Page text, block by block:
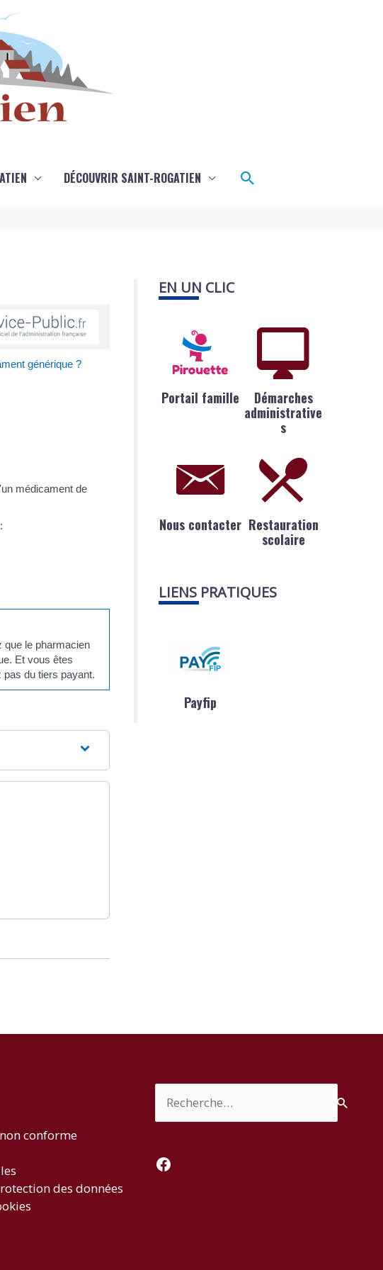
DÉCOUVRIR SAINT-ROGATIEN Rechercher
générique ?
médicament de
que le pharmacien
Et vous êtes
du tiers payant.
EN UN CLIC
Portail famille
Démarches
administrative
s
Nous contacter Restauration
scolaire
LIENS PRATIQUES
Payfip
conforme
des données
Facebook